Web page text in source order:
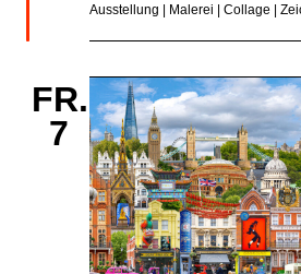
Ausstellung | Malerei | Collage |
FR.
7